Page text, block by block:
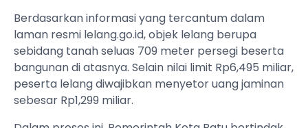
Berdasarkan informasi yang tercantum dalam
laman resmi lelang.go.id, objek lelang berupa
sebidang tanah seluas 709 meter persegi beserta
bangunan di atasnya. Selain nilai limit Rp6,495 miliar,
peserta lelang diwajibkan menyetor uang jaminan
sebesar Rp1,299 miliar.